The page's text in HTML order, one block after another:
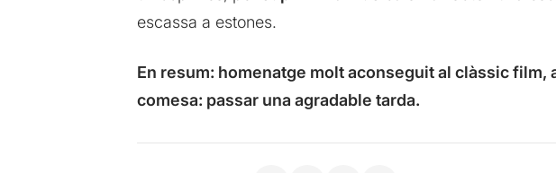
escassa a estones.
En resum: homenatge molt aconseguit al clàssic
comesa: passar una agradable tarda.